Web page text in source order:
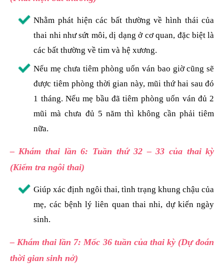
Nhằm phát hiện các bất thường về hình thái của
thai nhi như sứt môi, dị dạng ở cơ quan, đặc biệt là
các bất thường về tim và hệ xương.
Nếu mẹ chưa tiêm phòng uốn ván bao giờ cũng sẽ
được tiêm phòng thời gian này, mũi thứ hai sau đó
1 tháng. Nếu mẹ bầu đã tiêm phòng uốn ván đủ 2
mũi mà chưa đủ 5 năm thì không cần phải tiêm
nữa.
– Khám thai lần 6: Tuần thứ 32 – 33 của thai kỳ
(Kiểm tra ngôi thai)
Giúp xác định ngôi thai, tình trạng khung chậu của
mẹ, các bệnh lý liên quan thai nhi, dự kiến ngày
sinh.
– Khám thai lần 7: Mốc 36 tuần của thai kỳ (Dự đoán
thời gian sinh nở)